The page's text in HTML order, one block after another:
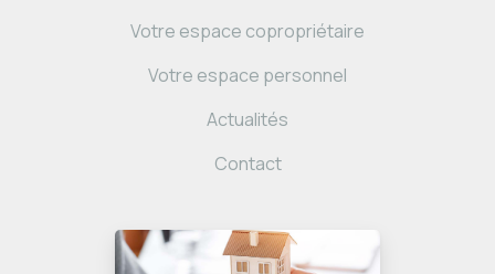
Votre espace copropriétaire
Votre espace personnel
Actualités
Contact